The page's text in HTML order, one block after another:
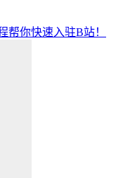
帮你快速入驻B站！